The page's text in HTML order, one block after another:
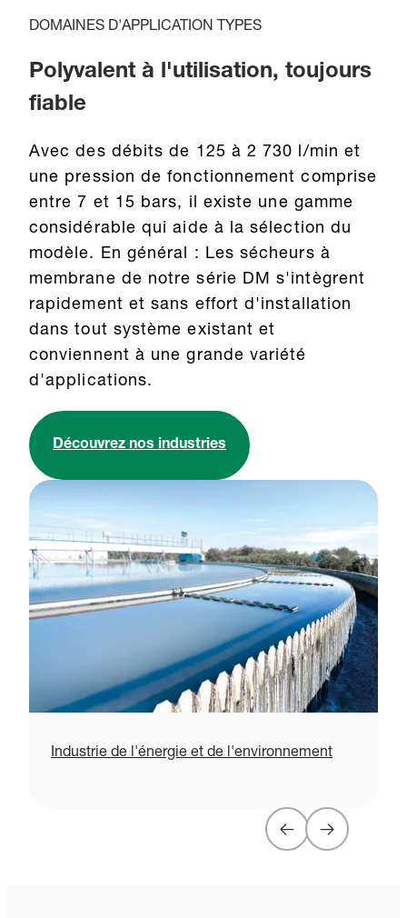
DOMAINES D'APPLICATION TYPES
Polyvalent à l'utilisation, toujours
fiable
Avec des débits de 125 à 2 730 l/min et
une pression de fonctionnement comprise
entre 7 et 15 bars, il existe une gamme
considérable qui aide à la sélection du
modèle. En général : Les sécheurs à
membrane de notre série DM s'intègrent
rapidement et sans effort d'installation
dans tout système existant et
conviennent à une grande variété
d'applications.
Découvrez nos industries
Industrie de l'énergie et de l'environnement